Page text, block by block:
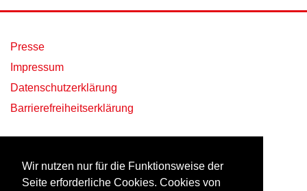
Wir nutzen nur für die Funktionsweise der
Seite erforderliche Cookies. Cookies von
Presse
Impressum
Datenschutzerklärung
Barrierefreiheitserklärung